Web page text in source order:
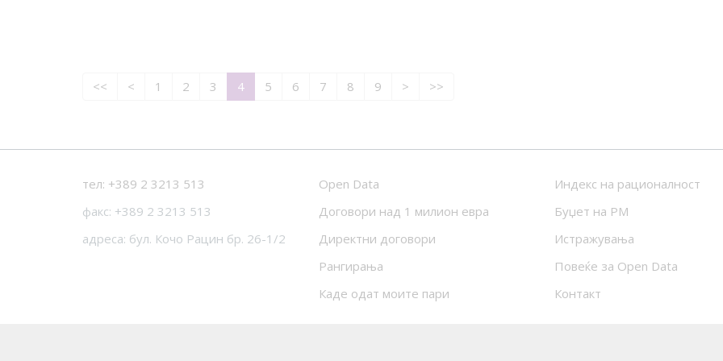
<< < 1 2 3 4 5 6 7 8 9 > >>
тел: +389 2 3213 513
факс: +389 2 3213 513
адреса: бул. Кочо Рацин бр. 26-1/2
Open Data
Договори над 1 милион евра
Директни договори
Рангирања
Каде одат моите пари
Индекс на рационалност
Буџет на РМ
Истражувања
Повеќе за Open Data
Контакт